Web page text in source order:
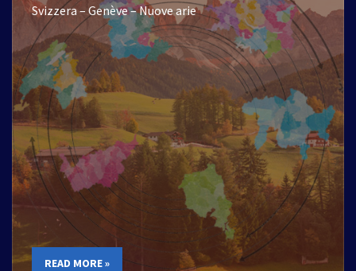
Svizzera – Genève – Nuove arie
READ MORE »